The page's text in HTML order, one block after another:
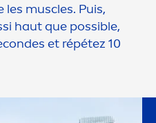
muscles. Puis,
haut que possible,
et répétez 10